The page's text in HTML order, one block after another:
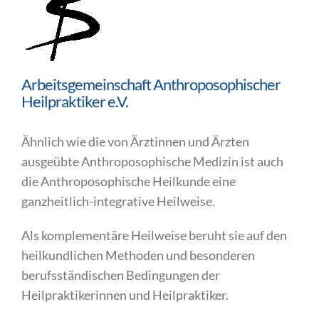
Arbeitsgemeinschaft Anthroposophischer
Heilpraktiker e.V.
Ähnlich wie die von Ärztinnen und Ärzten
ausgeübte Anthroposophische Medizin ist auch
die Anthroposophische Heilkunde eine
ganzheitlich-integrative Heilweise.
Als komplementäre Heilweise beruht sie auf den
heilkundlichen Methoden und besonderen
berufsständischen Bedingungen der
Heilpraktikerinnen und Heilpraktiker.